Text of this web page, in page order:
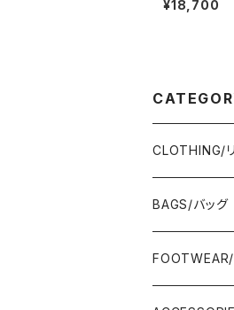
Tシャツ
¥18,700
CLOTHING/
TOPS/トップス
Adonisis/アド
AMERICANA/ア
BOTOMS/ボ
BAGS/バッグ
HAND BAG/ハ